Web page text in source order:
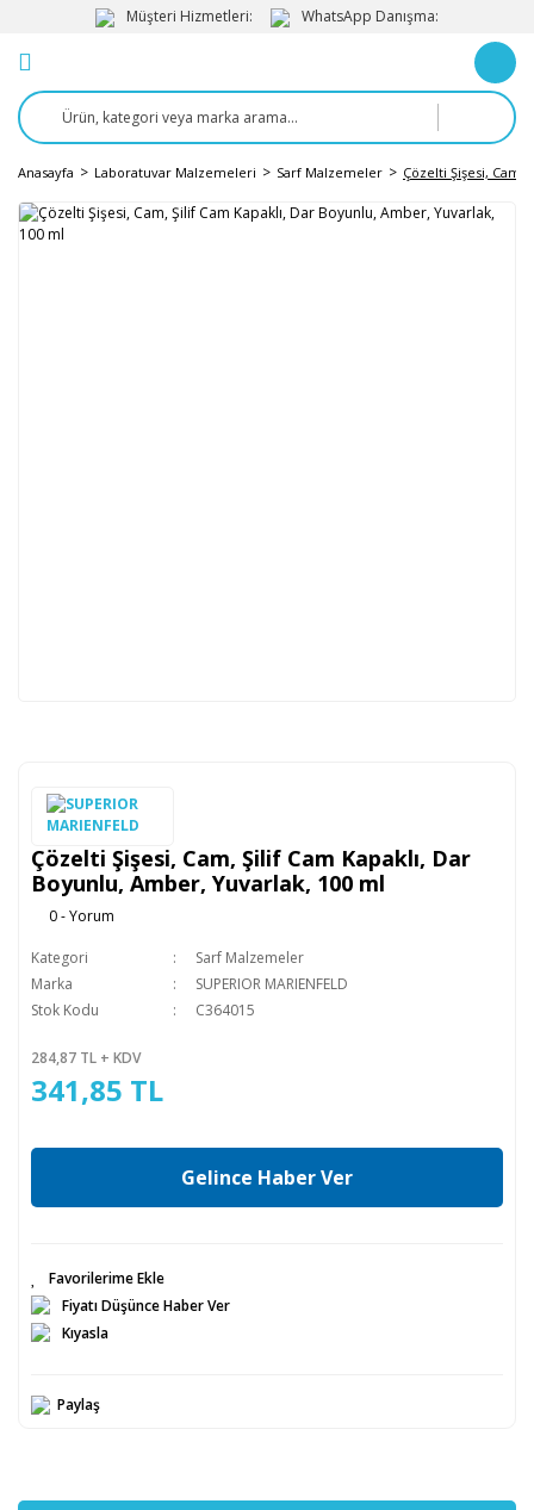
Müşteri Hizmetleri: WhatsApp Danışma:
Anasayfa Laboratuvar Malzemeleri Sarf Malzemeler Çözelti Şişesi, Cam,
Çözelti Şişesi, Cam, Şilif Cam Kapaklı, Dar
Boyunlu, Amber, Yuvarlak, 100 ml
0 - Yorum
Kategori
Sarf Malzemeler
Marka
SUPERIOR MARIENFELD
Stok Kodu
C364015
284,87 TL + KDV
341,85 TL
Gelince Haber Ver
Fiyatı Düşünce Haber Ver
Kıyasla
Paylaş